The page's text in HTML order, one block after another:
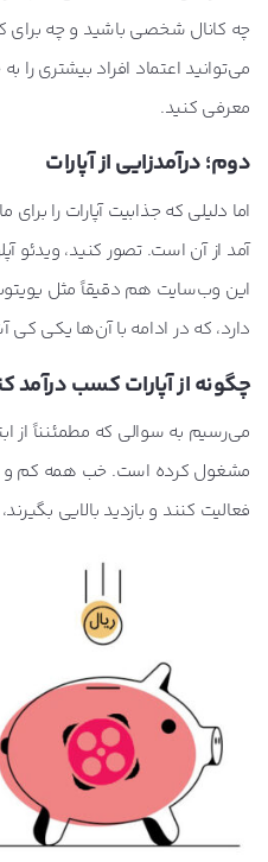
چه کانال شخصی باشید و چه برای
می‌توانید اعتماد افراد بیشتری
معرفی کنید.
دوم؛ درآمدزایی از آپارات
اما دلیلی که جذابیت آپارات را
آمد از آن است. تصور کنید، ویدئو
این وب‌سایت هم دقیقاً مثل
دارد، که در ادامه با آن‌ها یکی
چگونه از آپارات کسب درآمد
می‌رسیم به سوالی که مطمئنناً از
مشغول کرده است. خب همه کم و
فعالیت کنند و بازدید بالایی